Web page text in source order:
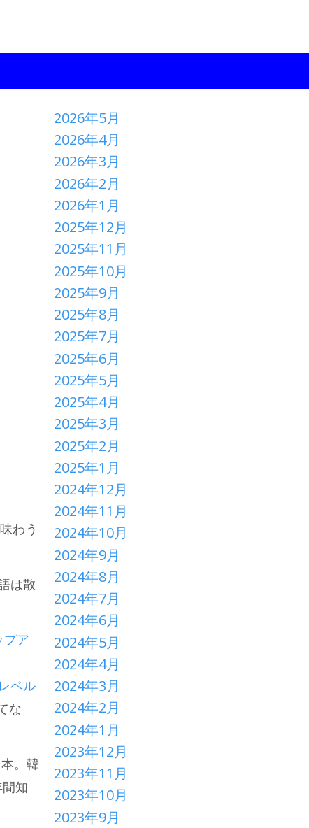
わう
は散
プア
レベル
な
。韓
知
2026年5月
2026年4月
2026年3月
2026年2月
2026年1月
2025年12月
2025年11月
2025年10月
2025年9月
2025年8月
2025年7月
2025年6月
2025年5月
2025年4月
2025年3月
2025年2月
2025年1月
2024年12月
2024年11月
2024年10月
2024年9月
2024年8月
2024年7月
2024年6月
2024年5月
2024年4月
2024年3月
2024年2月
2024年1月
2023年12月
2023年11月
2023年10月
2023年9月